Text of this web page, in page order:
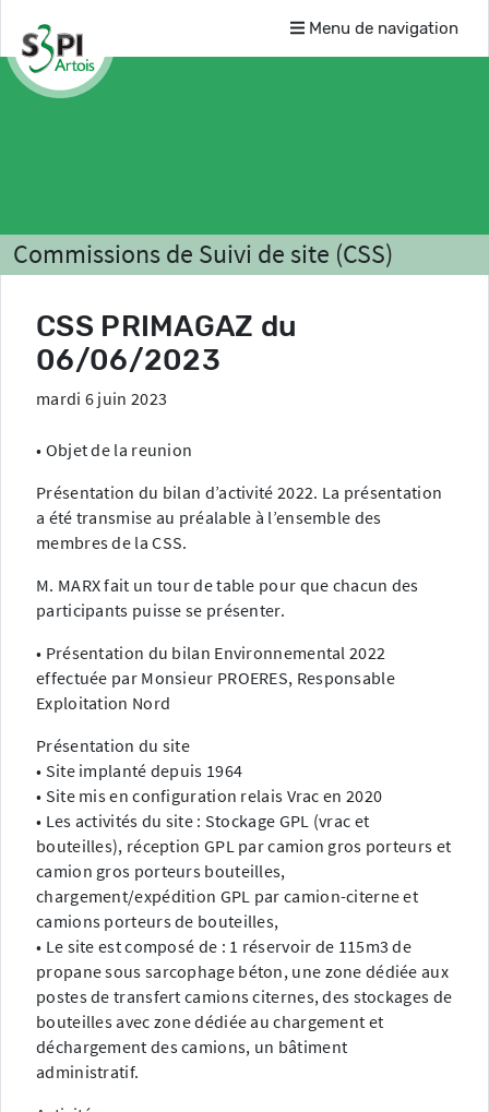
Menu de navigation
Commissions de Suivi de site (CSS)
CSS PRIMAGAZ du
06/06/2023
mardi 6 juin 2023
• Objet de la reunion
Présentation du bilan d’activité 2022. La présentation
a été transmise au préalable à l’ensemble des
membres de la CSS.
M. MARX fait un tour de table pour que chacun des
participants puisse se présenter.
• Présentation du bilan Environnemental 2022
effectuée par Monsieur PROERES, Responsable
Exploitation Nord
Présentation du site
• Site implanté depuis 1964
• Site mis en configuration relais Vrac en 2020
• Les activités du site : Stockage GPL (vrac et
bouteilles), réception GPL par camion gros porteurs et
camion gros porteurs bouteilles,
chargement/expédition GPL par camion-citerne et
camions porteurs de bouteilles,
• Le site est composé de : 1 réservoir de 115m3 de
propane sous sarcophage béton, une zone dédiée aux
postes de transfert camions citernes, des stockages de
bouteilles avec zone dédiée au chargement et
déchargement des camions, un bâtiment
administratif.